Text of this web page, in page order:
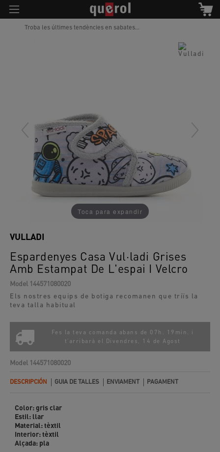
Troba les últimes tendències en sabates...
Toca para expandir
Espardenyes Casa Vul·ladi Grises
Amb Estampat De L'espai I Velcro
VULLADI
Model 144571080020
Els nostres equips de botiga recomanen que triïs la
teva talla habitual
Fes la teva comanda abans de 07h. 19min. i
t'arribarà el
Divendres, 14 de Agost
Model 144571080020
DESCRIPCIÓN GUIA DE TALLES ENVIAMENT PAGAMENT
Color:gris clar
Estil: llar
Material:tèxtil
Interior:tèxtil
Alçada: pla